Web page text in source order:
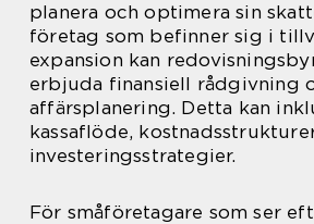
planera och optimera sin
företag som befinner sig i
expansion kan
erbjuda finansiell rådgivning
affärsplanering. Detta kan
kassaflöde,
investeringsstrategier.
För småföretagare som ser